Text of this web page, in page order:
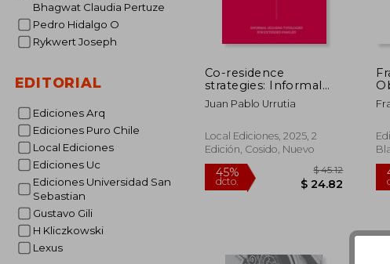
Bhagwat Claudia Pertuze
Pedro Hidalgo O
Rykwert Joseph
EDITORIAL
Ediciones Arq
Ediciones Puro Chile
Local Ediciones
Ediciones Uc
Ediciones Universidad San
Sebastian
Gustavo Gili
H Kliczkowski
Lexus
Co-residence
strategies: Informal
housing typologies for
extended families /
residencia: Tipologías
de vivienda informal
(en Bilingüe)
Juan Pablo Urrutia
Local Ediciones, 2025, 2
Edición, Cosido, Nuevo